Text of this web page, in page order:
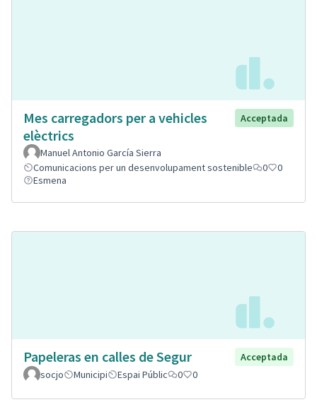
Mes carregadors per a vehicles
elèctrics
Acceptada
Manuel Antonio García Sierra
Comunicacions per un desenvolupament sostenible
0
0
Esmena
Papeleras en calles de Segur
Acceptada
socjo
Municipi Espai Públic 0 0